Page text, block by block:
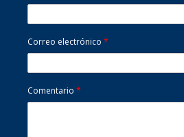
Correo electrónico *
Comentario *